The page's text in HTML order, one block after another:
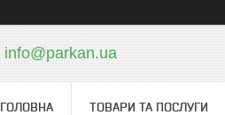
info@parkan.ua
ГОЛОВНА ТОВАРИ ТА ПОСЛУГИ